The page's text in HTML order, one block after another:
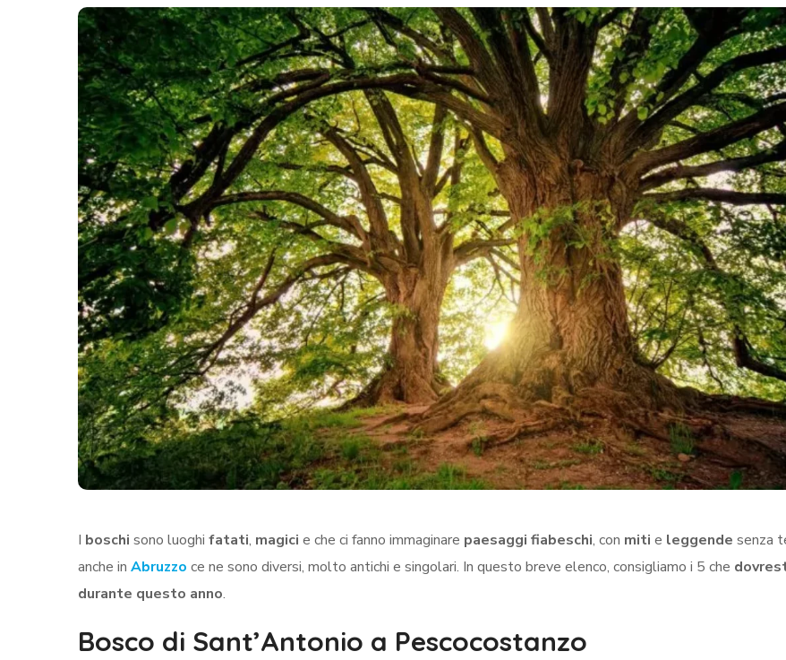
I boschi sono luoghi fatati, magici e che ci fanno immaginare paesaggi fiabeschi, con miti e leggende senza
anche in Abruzzo ce ne sono diversi, molto antichi e singolari. In questo breve elenco, consigliamo i 5 che
durante questo anno.
Bosco di Sant’Antonio a Pescocostanzo